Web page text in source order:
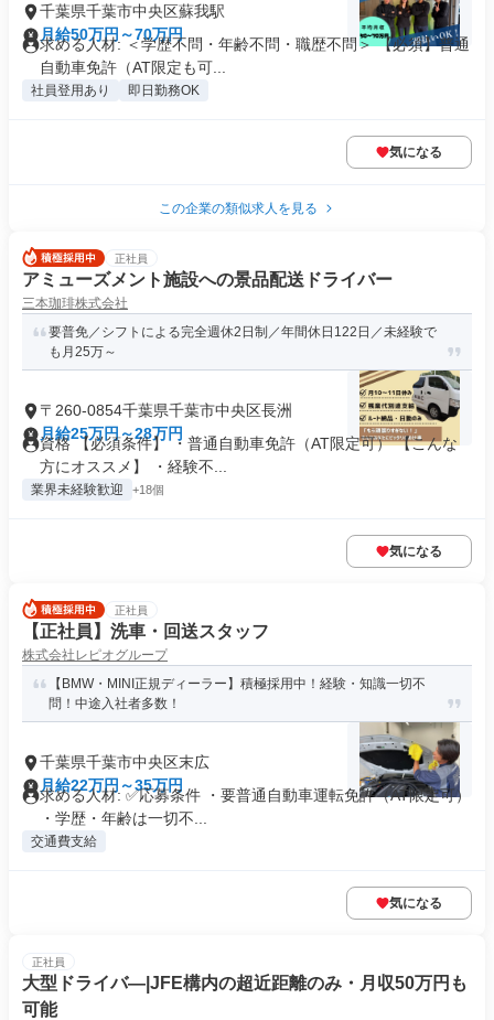
千葉県千葉市中央区蘇我駅
月給50万円～70万円
求める人材: ＜学歴不問・年齢不問・職歴不問＞ 【必須】普通
⾃動⾞免許（AT限定も可...
社員登用あり 即日勤務OK
気になる
この企業の類似求人を見る
正社員
アミューズメント施設への景品配送ドライバー
三本珈琲株式会社
要普免／シフトによる完全週休2日制／年間休日122日／未経験で
も月25万～
〒260-0854千葉県千葉市中央区長洲
月給25万円～28万円
資格 【必須条件】 ・普通自動車免許（AT限定可） 【こんな
方にオススメ】 ・経験不...
業界未経験歓迎 +18個
気になる
正社員
【正社員】洗車・回送スタッフ
株式会社レピオグループ
【BMW・MINI正規ディーラー】積極採用中！経験・知識一切不
問！中途入社者多数！
千葉県千葉市中央区末広
月給22万円～35万円
求める人材: ✅応募条件 ・要普通自動車運転免許（AT限定可）
・学歴・年齢は一切不...
交通費支給
気になる
正社員
大型ドライバ―|JFE構内の超近距離のみ・月収50万円も
可能